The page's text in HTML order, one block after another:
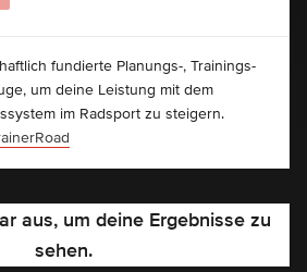
fundierte Planungs-, Trainings-
um deine Leistung mit dem
im Radsport zu steigern.
aus, um deine Ergebnisse zu
sehen.